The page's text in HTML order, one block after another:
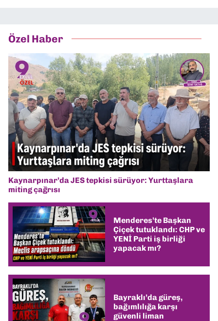
Özel Haber
Kaynarpınar’da JES tepkisi sürüyor: Yurttaşlara
miting çağrısı
Menderes’te Başkan
Çiçek tutuklandı: CHP ve
YENİ Parti iş birliği
yapacak mı?
Bayraklı’da güreş,
bağımlılığa karşı
güvenli liman